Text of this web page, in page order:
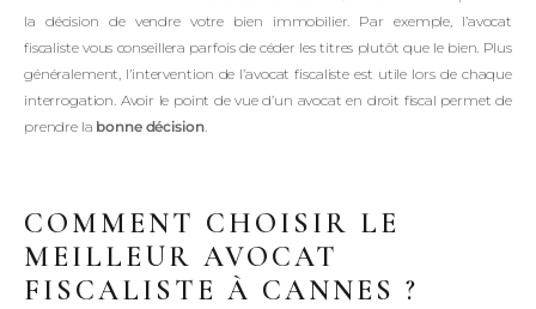
la décision de vendre votre bien immobilier. Par exemple, l’avocat
fiscaliste vous conseillera parfois de céder les titres plutôt que le bien. Plus
généralement, l’intervention de l’avocat fiscaliste est utile lors de chaque
interrogation. Avoir le point de vue d’un avocat en droit fiscal permet de
prendre la bonne décision.
COMMENT CHOISIR LE
MEILLEUR AVOCAT
FISCALISTE À CANNES ?